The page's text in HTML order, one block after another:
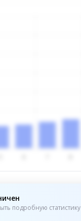
подробную статистику